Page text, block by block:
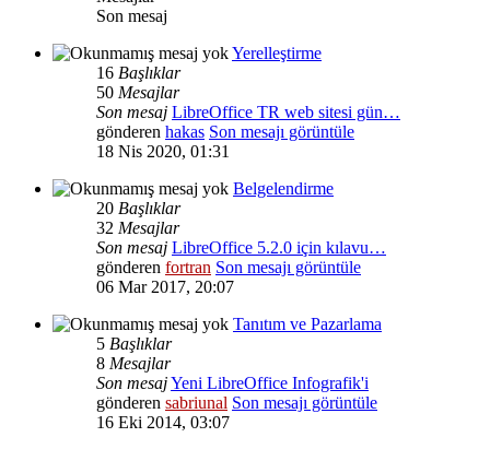
Son mesaj
Yerelleştirme
16 Başlıklar
50 Mesajlar
Son mesaj LibreOffice TR web sitesi gün…
gönderen hakas Son mesajı görüntüle
18 Nis 2020, 01:31
Belgelendirme
20 Başlıklar
32 Mesajlar
Son mesaj LibreOffice 5.2.0 için kılavu…
gönderen fortran Son mesajı görüntüle
06 Mar 2017, 20:07
Tanıtım ve Pazarlama
5 Başlıklar
8 Mesajlar
Son mesajYeni LibreOffice Infografik'i
gönderen sabriunal Son mesajı görüntüle
16 Eki 2014, 03:07